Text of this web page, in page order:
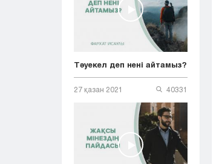
Тәуекел деп нені айтамыз?
27 қазан 2021 40331